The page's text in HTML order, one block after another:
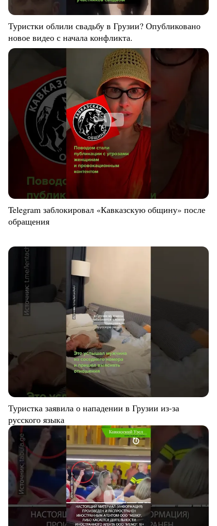
Туристки облили свадьбу в Грузии? Опубликовано
новое видео с начала конфликта.
Telegram заблокировал «Кавказскую общину» после
обращения
Туристка заявила о нападении в Грузии из-за
русского языка